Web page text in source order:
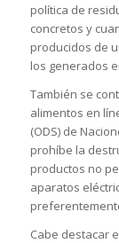
política de
concretos y
producidos de
los generados
También se
alimentos en
(ODS) de
prohíbe la
productos no
aparatos
Cabe destacar